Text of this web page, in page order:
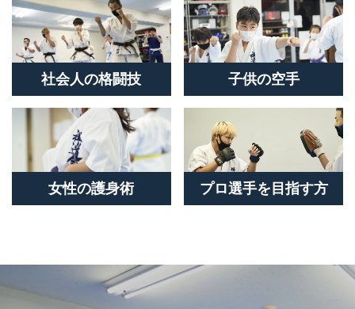
社会人の格闘技 子供の空手
女性の護身術 プロ選手を目指す方